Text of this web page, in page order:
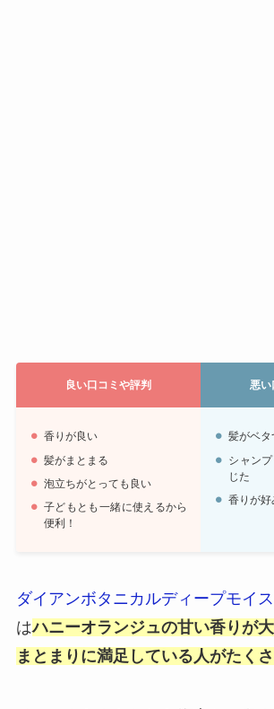
良い口コミや評判 悪い
香りが良い
髪がまとまる
泡立ちがとっても良い
子どもとも一緒に使えるから
便利！
髪がベタ
シャン
じた
香りが
ダイアンボタニカルディープモイ
はハニーオランジュの甘い香りが
まとまりに満足している人がたく